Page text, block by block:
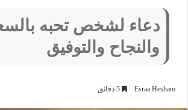
دعاء لشخص تحبه
والنجاح والتوفيق
Esraa Hesham